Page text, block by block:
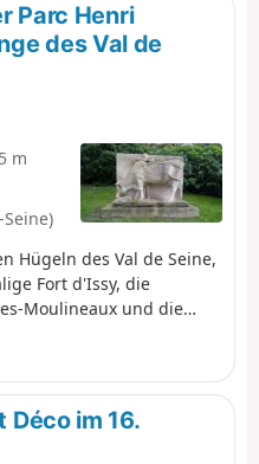
Parc Henri
des Val de
m
Hügeln des Val de Seine,
Fort d'Issy, die
Moulineaux und die
Aussichtspunkten
im 16.